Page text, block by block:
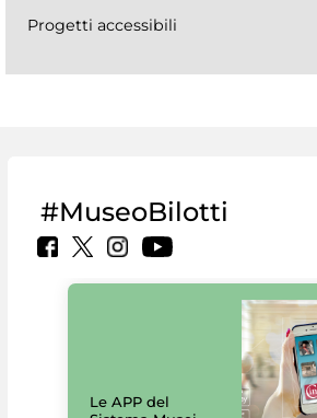
Progetti accessibili
#MuseoBilotti
Le APP del